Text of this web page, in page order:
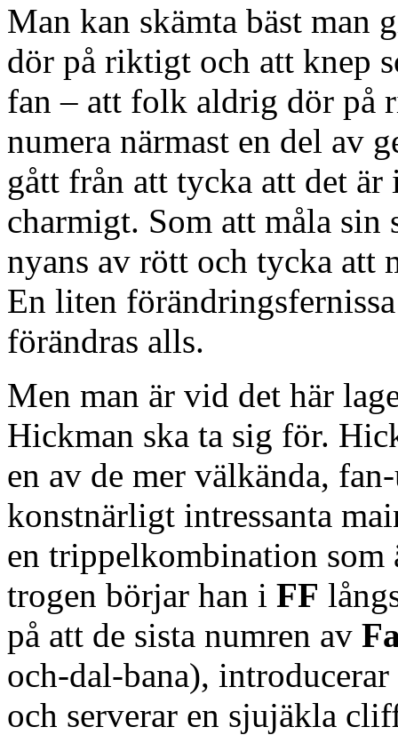
Man kan skämta bäst man
dör på riktigt och att knep
fan – att folk aldrig dör på
numera närmast en del av
gått från att tycka att det
charmigt. Som att måla sin
nyans av rött och tycka att
En liten
förändras alls.
Men man är vid det här
Hickman ska ta sig för.
en av de mer välkända,
konstnärligt intressanta
en trippelkombination
trogen börjar han i FF
på att de sista numren av
och-dal-bana),
och serverar en sjujäkla